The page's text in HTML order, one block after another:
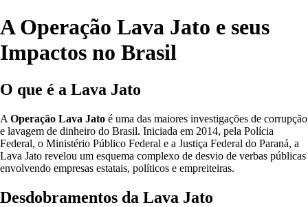
A Operação Lava Jato e seus
Impactos no Brasil
O que é a Lava Jato
A Operação Lava Jato é uma das maiores investigações de corrupção
e lavagem de dinheiro do Brasil. Iniciada em 2014, pela Polícia
Federal, o Ministério Público Federal e a Justiça Federal do Paraná, a
Lava Jato revelou um esquema complexo de desvio de verbas públicas
envolvendo empresas estatais, políticos e empreiteiras.
Desdobramentos da Lava Jato